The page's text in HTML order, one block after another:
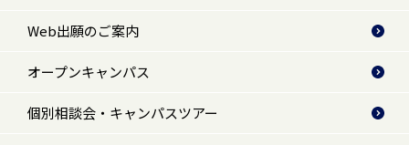
Web出願のご案内
オープンキャンパス
個別相談会・キャンパスツアー